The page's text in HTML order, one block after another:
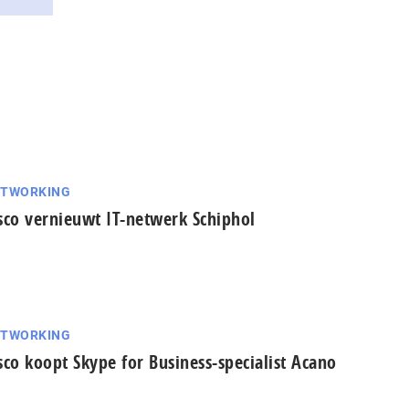
vernieuwt IT-netwerk Schiphol
koopt Skype for Business-specialist Acano